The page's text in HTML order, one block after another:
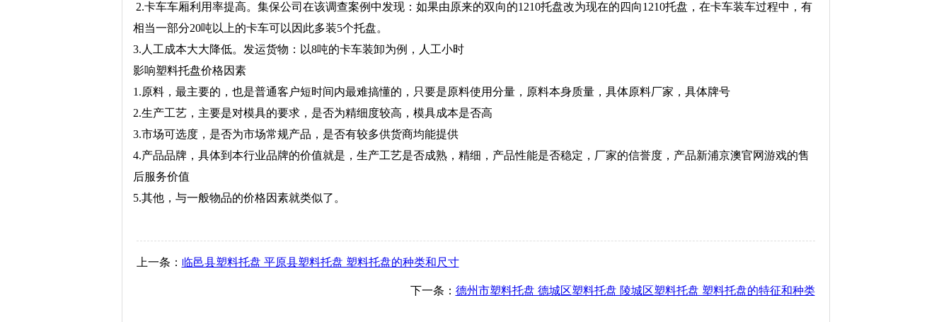
2.卡车车厢利用率提高。集保公司在该调查案例中发现：如果由原来的双向的1210托盘改为现在的四向1210托盘，在卡车装车过程中，有
相当一部分20吨以上的卡车可以因此多装5个托盘。
3.人工成本大大降低。发运货物：以8吨的卡车装卸为例，人工小时
影响塑料托盘价格因素
1.原料，最主要的，也是普通客户短时间内最难搞懂的，只要是原料使用分量，原料本身质量，具体原料厂家，具体牌号
2.生产工艺，主要是对模具的要求，是否为精细度较高，模具成本是否高
3.市场可选度，是否为市场常规产品，是否有较多供货商均能提供
4.产品品牌，具体到本行业品牌的价值就是，生产工艺是否成熟，精细，产品性能是否稳定，厂家的信誉度，产品新浦京澳官网游戏的售
后服务价值
5.其他，与一般物品的价格因素就类似了。
上一条： 临邑县塑料托盘 平原县塑料托盘 塑料托盘的种类和尺寸
下一条： 德州市塑料托盘 德城区塑料托盘 陵城区塑料托盘 塑料托盘的特征和种类